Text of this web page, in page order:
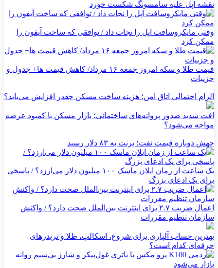
نقشه اپل علیه سامسونگ شکست خورد
وقتی مایکروسافت اپل را نجات داد / توافقی که ساخت آیفون را
ممکن کرد
قیمت طلا و سکه امروز جمعه ۱۶ مرداد/ کاهش قیمت ها+ جدول و
جزییات
الزام احتمالی اتاق امن؛ هزینه ساخت مسکن چقدر افزایش می‌یابد؟
افت شدید صدور پروانه‌های ساختمانی؛ بازار مسکن با کمبود عرضه
مواجه می‌شود؟
جهش دوباره قیمت نفت؛ برنت به ۸۳ دلار رسید
یک ساعت از زمان ایلان ماسک ۱۰۰ میلیون دلار می‌ارزد؟ / پاسخی
برای یک ادعای بزرگ
اعمال ضریب ۲.۷ برای اینترنت بین‌الملل صحت دارد؟ / واکنش
سازمان تنظیم مقررات
بهترین حساب آلپاری برای شروع، اسکالپ، طلا و تریدرهای
حرفه‌ای کدام است؟